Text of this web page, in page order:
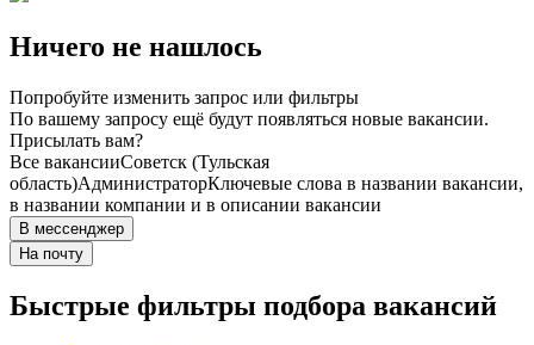
Ничего не нашлось
Попробуйте изменить запрос или фильтры
По вашему запросу ещё будут появляться новые вакансии.
Присылать вам?
Все вакансииСоветск (Тульская
область)АдминистраторКлючевые слова в названии вакансии,
в названии компании и в описании вакансии
В мессенджер
На почту
Быстрые фильтры подбора вакансий